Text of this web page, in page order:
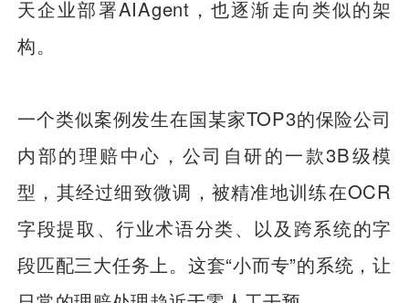
天企业部署AIAgent，也逐渐走向类似的架
构。
一个类似案例发生在国某家TOP3的保险公司
内部的理赔中心，公司自研的一款3B级模
型，其经过细致微调，被精准地训练在OCR
字段提取、行业术语分类、以及跨系统的字
段匹配三大任务上。这套“小而专”的系统，让